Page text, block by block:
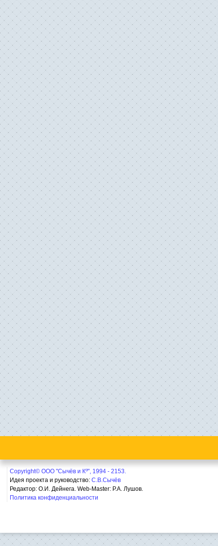
Copyright© ООО "Сычёв и Кº", 1994 - 2153.
Идея проекта и руководство: С.В.Сычёв
Редактор: О.И. Дейнега. Web-Master: Р.А. Лушов.
Политика конфиденциальности